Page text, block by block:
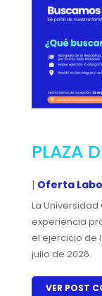
PLAZA
| Oferta
La
experiencia
el ejercicio de
julio de 2026.
VER POST